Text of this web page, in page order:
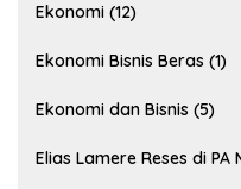
Ekonomi (12)
Ekonomi Bisnis Beras (1)
Ekonomi dan Bisnis (5)
Elias Lamere Reses di